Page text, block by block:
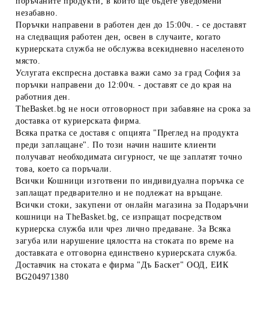
незабавно.
Поръчки направени в работен ден до 15:00ч. - се доставят
на следващия работен ден, освен в случаите, когато
куриерската служба не обслужва всекидневно населеното
място.
Услугата експресна доставка важи само за град София за
поръчки направени до 12:00ч. - доставят се до края на
работния ден.
TheBasket.bg не носи отговорност при забавяне на срока за
доставка от куриерската фирма.
Всяка пратка се доставя с опцията "Преглед на продукта
преди заплащане". По този начин нашите клиенти
получават необходимата сигурност, че ще заплатят точно
това, което са поръчали.
Всички Кошници изготвени по индивидуална поръчка се
заплащат предварително и не подлежат на връщане.
Всички стоки, закупени от онлайн магазина за Подаръчни
кошници на TheBasket.bg, се изпращат посредством
куриерска служба или чрез лично предаване. За Всяка
загуба или нарушение цялостта на стоката по време на
доставката е отговорна единствено куриерската служба.
Доставчик на стоката е фирма "Дъ Баскет" ООД, ЕИК
BG204971380